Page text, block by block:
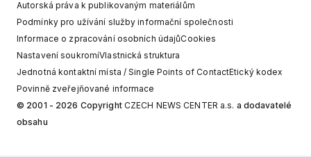
Autorská práva k publikovaným materiálům
Podmínky pro užívání služby informační společnosti
Informace o zpracování osobních údajůCookies
Nastavení soukromíVlastnická struktura
Jednotná kontaktní místa / Single Points of ContactEtický kodex
Povinně zveřejňované informace
© 2001 - 2026 Copyright CZECH NEWS CENTER a.s. a dodavatelé
obsahu